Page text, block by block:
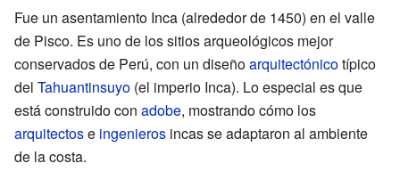
Fue un asentamiento Inca (alrededor de 1450) en el valle
de Pisco. Es uno de los sitios arqueológicos mejor
conservados de Perú, con un diseñoarquitectónicotípico
del Tahuantinsuyo (el imperio Inca). Lo especial es que
está construido con adobe, mostrando cómo los
arquitectose ingenieros incas se adaptaron al ambiente
de la costa.